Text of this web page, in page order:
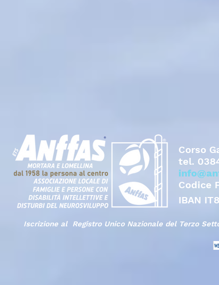
Corso
tel.
Codice
IBAN
Iscrizione al Registro Unico Nazionale del Terzo